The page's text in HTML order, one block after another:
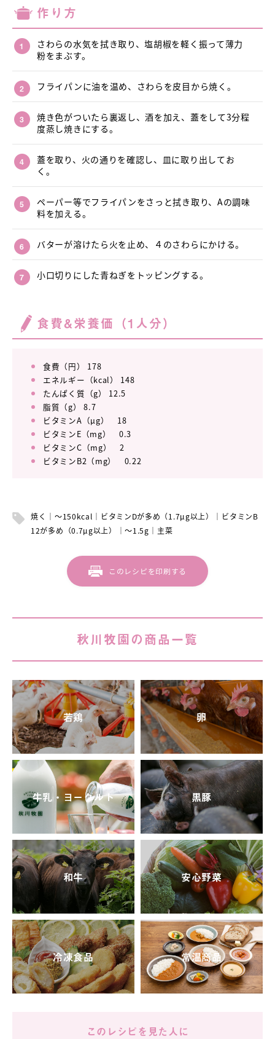
作り方
さわらの水気を拭き取り、塩胡椒を軽く振って薄力
粉をまぶす。
フライパンに油を温め、さわらを皮目から焼く。
焼き色がついたら裏返し、酒を加え、蓋をして3分程
度蒸し焼きにする。
蓋を取り、火の通りを確認し、皿に取り出してお
く。
ペーパー等でフライパンをさっと拭き取り、Aの調味
料を加える。
バターが溶けたら火を止め、４のさわらにかける。
小口切りにした青ねぎをトッピングする。
食費&栄養価（1人分）
食費（円） 178
エネルギー（kcal） 148
たんぱく質（g） 12.5
脂質（g） 8.7
ビタミンA（μg） 18
ビタミンE（mg） 0.3
ビタミンC（mg） 2
ビタミンB2（mg） 0.22
焼く ～150kcal ビタミンDが多め（1.7μg以上）
ビタミンB
12が多め（0.7μg以上）
～1.5g 主菜
このレシピを印刷する
秋川牧園の商品一覧
若鶏 卵
牛乳・ヨーグルト 黒豚
和牛 安心野菜
冷凍食品 常温商品
このレシピを見た人に